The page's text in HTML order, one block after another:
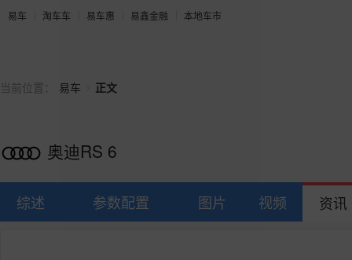
易车 淘车车 易车惠 易鑫金融 本地车市
当前位置： 易车 正文
奥迪RS 6
综述 参数配置 图片 视频 资讯